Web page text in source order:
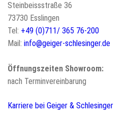
Steinbeissstraße 36
73730 Esslingen
Tel: +49 (0)711/ 365 76-200
Mail: info@geiger-schlesinger.de
Öffnungszeiten Showroom:
nach Terminvereinbarung
Karriere bei Geiger & Schlesinger